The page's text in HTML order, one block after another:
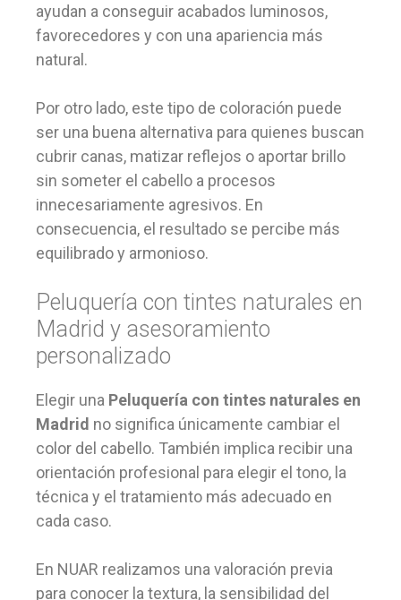
ayudan a conseguir acabados luminosos,
favorecedores y con una apariencia más
natural.
Por otro lado, este tipo de coloración puede
ser una buena alternativa para quienes buscan
cubrir canas, matizar reflejos o aportar brillo
sin someter el cabello a procesos
innecesariamente agresivos. En
consecuencia, el resultado se percibe más
equilibrado y armonioso.
Peluquería con tintes naturales en
Madrid y asesoramiento
personalizado
Elegir una Peluquería con tintes naturales en
Madrid no significa únicamente cambiar el
color del cabello. También implica recibir una
orientación profesional para elegir el tono, la
técnica y el tratamiento más adecuado en
cada caso.
En NUAR realizamos una valoración previa
para conocer la textura, la sensibilidad del